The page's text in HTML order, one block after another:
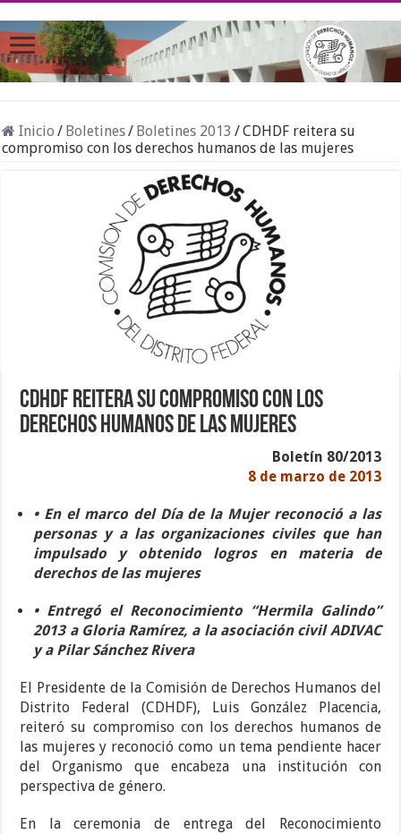
Inicio / Boletines/ Boletines 2013 /CDHDF reitera su
compromiso con los derechos humanos de las mujeres
CDHDF reitera su compromiso con los
derechos humanos de las mujeres
Boletín 80/2013
8 de marzo de 2013
• En el marco del Día de la Mujer reconoció a las
personas y a las organizaciones civiles que han
impulsado y obtenido logros en materia de
derechos de las mujeres
• Entregó el Reconocimiento “Hermila Galindo”
2013 a Gloria Ramírez, a la asociación civil ADIVAC
y a Pilar Sánchez Rivera
El Presidente de la Comisión de Derechos Humanos del
Distrito Federal (CDHDF), Luis González Placencia,
reiteró su compromiso con los derechos humanos de
las mujeres y reconoció como un tema pendiente hacer
del Organismo que encabeza una institución con
perspectiva de género.
En la ceremonia de entrega del Reconocimiento